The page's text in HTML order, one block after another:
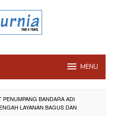
MENU
PENUMPANG BANDARA ADI
LAYANAN BAGUS DAN